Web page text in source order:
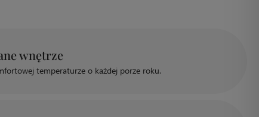
wnętrze
temperaturze o każdej porze roku.